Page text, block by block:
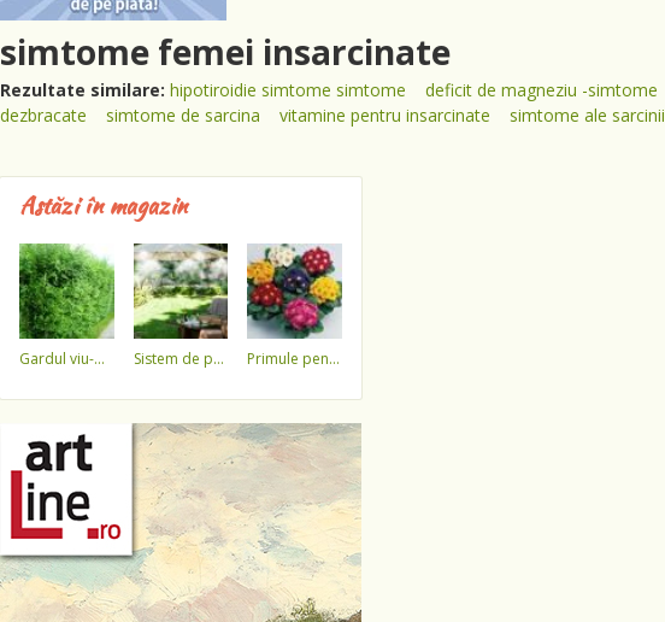
simtome femei insarcinate
Rezultate similare: hipotiroidie simtome simtome deficit de magneziu -simtome
dezbracate
simtome de sarcina vitamine pentru insarcinate simtome ale sarcinii
Astăzi în magazin
gardul viu-minune! sistem de pulverizare a apei primule pentru 1 martie 3,5 lei / ghiveci !!!!